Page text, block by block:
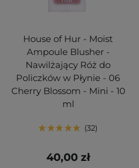
House of Hur - Moist
Ampoule Blusher -
Nawilżający Róż do
Policzków w Płynie - 06
Cherry Blossom - Mini - 10
ml
32
40,00 zł